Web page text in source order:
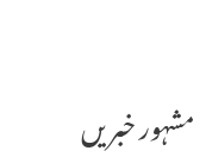
مشہور خبریں